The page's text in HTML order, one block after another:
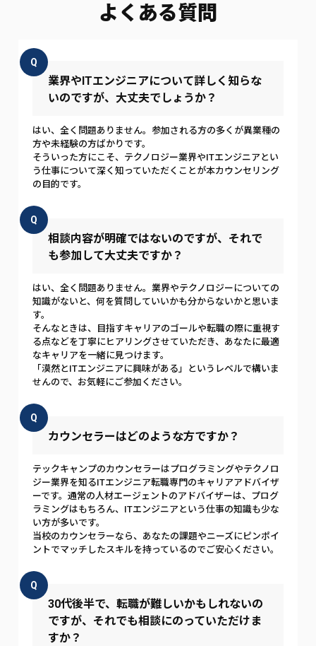
よくある質問
Q
業界やITエンジニアについて詳しく知らな
いのですが、大丈夫でしょうか？
はい、全く問題ありません。参加される方の多くが異業種の
方や未経験の方ばかりです。
そういった方にこそ、テクノロジー業界やITエンジニアとい
う仕事について深く知っていただくことが本カウンセリング
の目的です。
Q
相談内容が明確ではないのですが、それで
も参加して大丈夫ですか？
はい、全く問題ありません。業界やテクノロジーについての
知識がないと、何を質問していいかも分からないかと思いま
す。
そんなときは、目指すキャリアのゴールや転職の際に重視す
る点などを丁寧にヒアリングさせていただき、あなたに最適
なキャリアを一緒に見つけます。
「漠然とITエンジニアに興味がある」というレベルで構いま
せんので、お気軽にご参加ください。
Q
カウンセラーはどのような方ですか？
テックキャンプのカウンセラーはプログラミングやテクノロ
ジー業界を知るITエンジニア転職専門のキャリアアドバイザ
ーです。通常の人材エージェントのアドバイザーは、プログ
ラミングはもちろん、ITエンジニアという仕事の知識も少な
い方が多いです。
当校のカウンセラーなら、あなたの課題やニーズにピンポイ
ントでマッチしたスキルを持っているのでご安心ください。
Q
30代後半で、転職が難しいかもしれないの
ですが、それでも相談にのっていただけま
すか？